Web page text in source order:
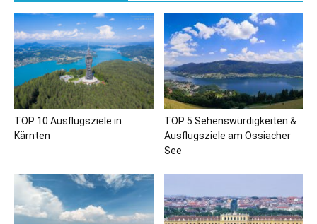
TOP 10 Ausflugsziele in
Kärnten
TOP 5 Sehenswürdigkeiten &
Ausflugsziele am Ossiacher
See